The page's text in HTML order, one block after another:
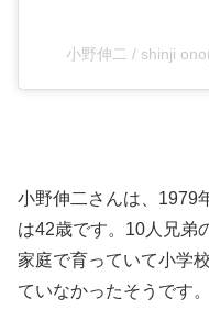
小野伸二 / shinji
小野伸二さんは、1979
は42歳です。10人兄弟
家庭で育っていて小学
ていなかったそうです。